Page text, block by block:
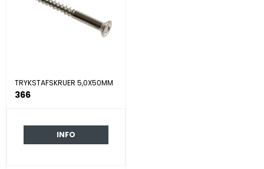
TRYKSTAFSKRUER 5,0X50MM
366
INFO